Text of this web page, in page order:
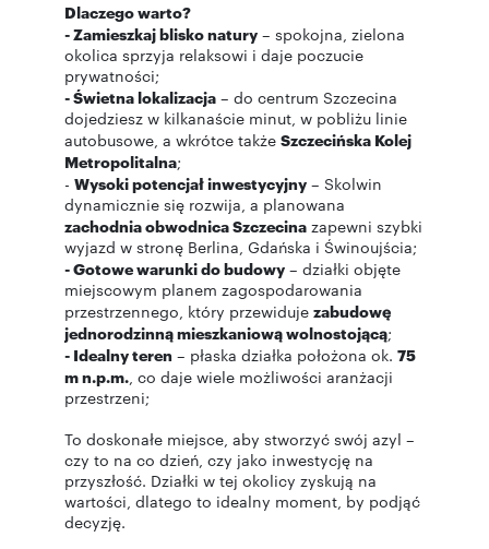
Dlaczego warto?
- Zamieszkaj blisko natury – spokojna, zielona
okolica sprzyja relaksowi i daje poczucie
prywatności;
- Świetna lokalizacja – do centrum Szczecina
dojedziesz w kilkanaście minut, w pobliżu linie
autobusowe, a wkrótce także Szczecińska Kolej
Metropolitalna;
- Wysoki potencjał inwestycyjny – Skolwin
dynamicznie się rozwija, a planowana
zachodnia obwodnica Szczecina zapewni szybki
wyjazd w stronę Berlina, Gdańska i Świnoujścia;
- Gotowe warunki do budowy – działki objęte
miejscowym planem zagospodarowania
przestrzennego, który przewiduje zabudowę
jednorodzinną mieszkaniową wolnostojącą;
- Idealny teren – płaska działka położona ok. 75
m n.p.m., co daje wiele możliwości aranżacji
przestrzeni;
To doskonałe miejsce, aby stworzyć swój azyl –
czy to na co dzień, czy jako inwestycję na
przyszłość. Działki w tej okolicy zyskują na
wartości, dlatego to idealny moment, by podjąć
decyzję.